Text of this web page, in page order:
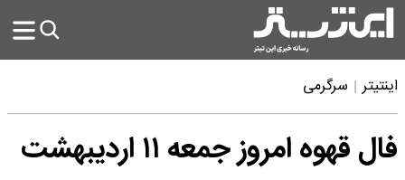
اینتیتر سرگرمی
فال قهوه امروز جمعه ۱۱ اردیبهشت